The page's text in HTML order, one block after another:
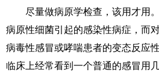
尽量做病原学检查，该用才用。
病原性细菌引起的感染性病症，而
病毒性感冒或哮喘患者的变态反应
临床上经常看到一个普通的感冒用